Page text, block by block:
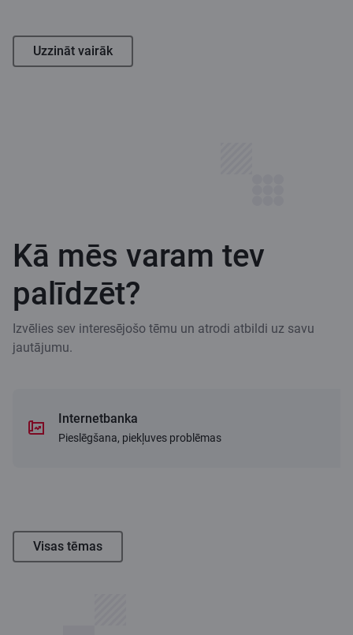
Uzzināt vairāk
Kā mēs varam tev
palīdzēt?
Izvēlies sev interesējošo tēmu un atrodi atbildi uz savu
jautājumu.
Internetbanka
Pieslēgšana, piekļuves problēmas
Visas tēmas